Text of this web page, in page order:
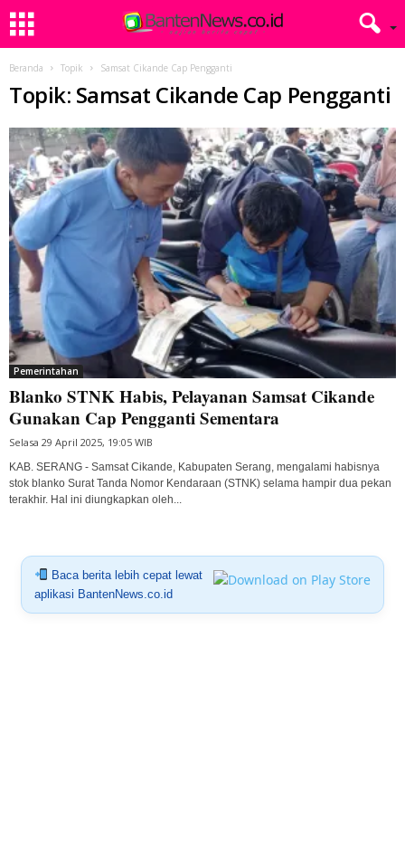
Beranda Topik Samsat Cikande Cap Pengganti
Topik: Samsat Cikande Cap Pengganti
Pemerintahan
Blanko STNK Habis, Pelayanan Samsat Cikande
Gunakan Cap Pengganti Sementara
Selasa 29 April 2025, 19:05 WIB
KAB. SERANG - Samsat Cikande, Kabupaten Serang, mengalami habisnya
stok blanko Surat Tanda Nomor Kendaraan (STNK) selama hampir dua pekan
terakhir. Hal ini diungkapkan oleh...
Baca berita lebih cepat lewat
aplikasi BantenNews.co.id